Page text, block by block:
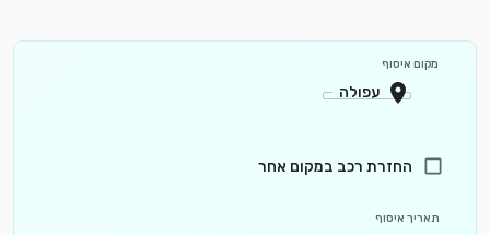
מקום איסוף
החזרת רכב במקום אחר
תאריך איסוף